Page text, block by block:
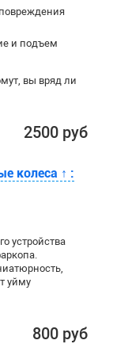
и подъем
вы вряд ли
2500 руб
колеса ↑ :
устройства
уйму
800 руб